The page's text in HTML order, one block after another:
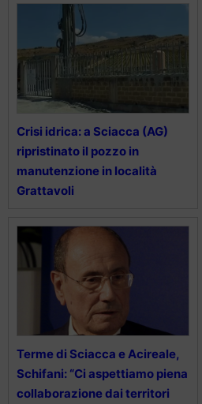
Crisi idrica: a Sciacca (AG)
ripristinato il pozzo in
manutenzione in località
Grattavoli
Terme di Sciacca e Acireale,
Schifani: “Ci aspettiamo piena
collaborazione dai territori